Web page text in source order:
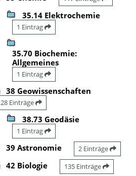
35.14 Elektrochemie
1 Eintrag
35.70 Biochemie:
Allgemeines
1 Eintrag
38 Geowissenschaften
28 Einträge
38.73 Geodäsie
1 Eintrag
39 Astronomie 2 Einträge
42 Biologie 135 Einträge